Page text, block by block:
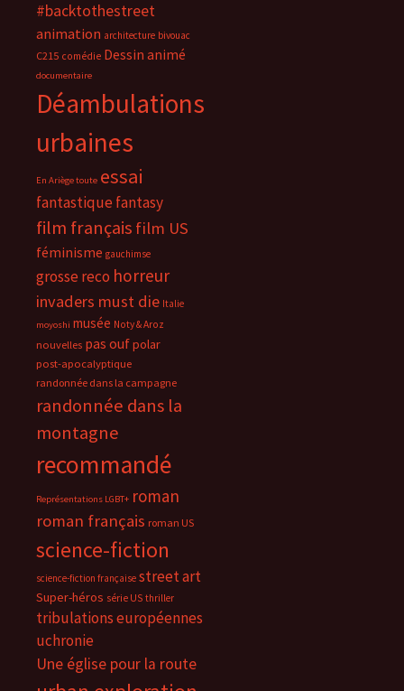
#backtothestreet
animation architecture bivouac
C215 comédie Dessin animé
documentaire
Déambulations
urbaines
En Ariège toute essai
fantastiquefantasy
film français film US
féminisme gauchimse
grosse reco horreur
invaders must die Italie
moyoshi musée Noty & Aroz
nouvelles pas oufpolar
post-apocalyptique
randonnée dans la campagne
randonnée dans la
montagne
recommandé
Représentations LGBT+ roman
roman français roman US
science-fiction
science-fiction française street art
Super-héros série US thriller
tribulations européennes
uchronie
Une église pour la route